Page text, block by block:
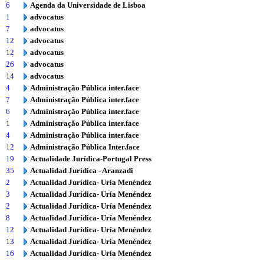
6
Agenda da Universidade de Lisboa
1
advocatus
7
advocatus
12
advocatus
12
advocatus
26
advocatus
14
advocatus
4
Administração Pública inter.face
7
Administração Pública inter.face
6
Administração Pública inter.face
1
Administração Pública inter.face
4
Administração Pública inter.face
12
Administração Pública Inter.face
19
Actualidade Jurídica-Portugal Press
35
Actualidad Jurídica - Aranzadi
2
Actualidad Jurídica- Uría Menéndez
3
Actualidad Jurídica- Uría Menéndez
2
Actualidad Jurídica- Uría Menéndez
8
Actualidad Jurídica- Uría Menéndez
12
Actualidad Jurídica- Uría Menéndez
13
Actualidad Jurídica- Uría Menéndez
16
Actualidad Jurídica- Uría Menéndez